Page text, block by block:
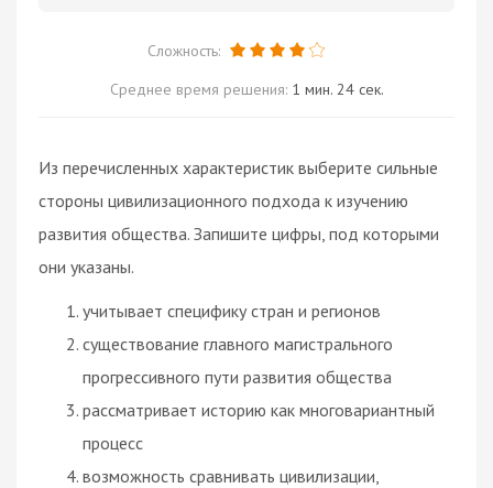
Сложность:
Среднее время решения: 1 мин. 24 сек.
Из перечисленных характеристик выберите сильные
стороны цивилизационного подхода к изучению
развития общества. Запишите цифры, под которыми
они указаны.
учитывает специфику стран и регионов
существование главного магистрального
прогрессивного пути развития общества
рассматривает историю как многовариантный
процесс
возможность сравнивать цивилизации,